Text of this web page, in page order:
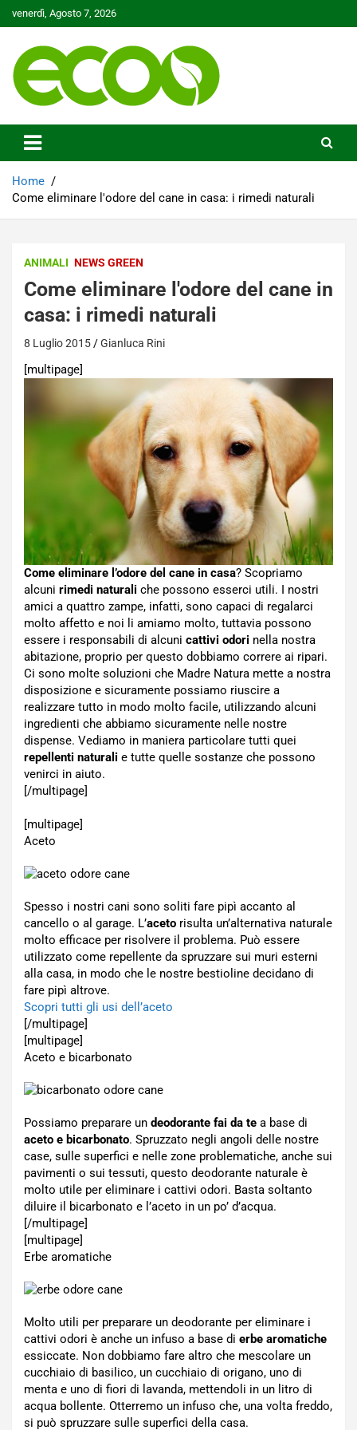
to
venerdì, Agosto 7, 2026
Ecoo.it
Home
Come eliminare l'odore del cane in casa: i rimedi naturali
ANIMALI NEWS GREEN
Come eliminare l'odore del cane in
casa: i rimedi naturali
8 Luglio 2015 Gianluca Rini
[multipage]
Come eliminare l’odore del cane in casa? Scopriamo
alcuni rimedi naturali che possono esserci utili. I nostri
amici a quattro zampe, infatti, sono capaci di regalarci
molto affetto e noi li amiamo molto, tuttavia possono
essere i responsabili di alcuni cattivi odori nella nostra
abitazione, proprio per questo dobbiamo correre ai ripari.
Ci sono molte soluzioni che Madre Natura mette a nostra
disposizione e sicuramente possiamo riuscire a
realizzare tutto in modo molto facile, utilizzando alcuni
ingredienti che abbiamo sicuramente nelle nostre
dispense. Vediamo in maniera particolare tutti quei
repellenti naturali e tutte quelle sostanze che possono
venirci in aiuto.
[/multipage]
[multipage]
Aceto
Spesso i nostri cani sono soliti fare pipì accanto al
cancello o al garage. L’aceto risulta un’alternativa naturale
molto efficace per risolvere il problema. Può essere
utilizzato come repellente da spruzzare sui muri esterni
alla casa, in modo che le nostre bestioline decidano di
fare pipì altrove.
Scopri tutti gli usi dell’aceto
[/multipage]
[multipage]
Aceto e bicarbonato
Possiamo preparare un deodorante fai da te a base di
aceto e bicarbonato. Spruzzato negli angoli delle nostre
case, sulle superfici e nelle zone problematiche, anche sui
pavimenti o sui tessuti, questo deodorante naturale è
molto utile per eliminare i cattivi odori. Basta soltanto
diluire il bicarbonato e l’aceto in un po’ d’acqua.
[/multipage]
[multipage]
Erbe aromatiche
Molto utili per preparare un deodorante per eliminare i
cattivi odori è anche un infuso a base di erbe aromatiche
essiccate. Non dobbiamo fare altro che mescolare un
cucchiaio di basilico, un cucchiaio di origano, uno di
menta e uno di fiori di lavanda, mettendoli in un litro di
acqua bollente. Otterremo un infuso che, una volta freddo,
si può spruzzare sulle superfici della casa.